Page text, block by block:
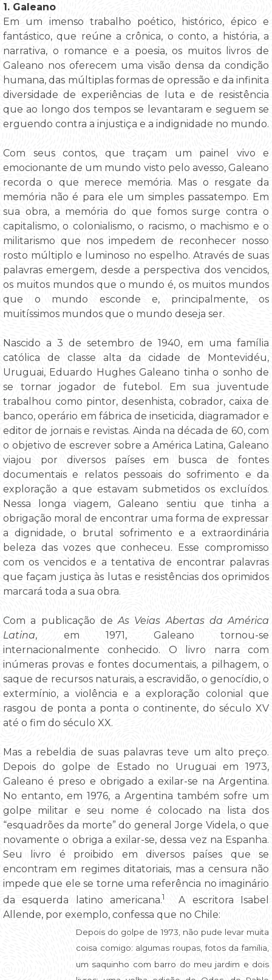
1. Galeano
Em um imenso trabalho poético, histórico, épico e
fantástico, que reúne a crônica, o conto, a história, a
narrativa, o romance e a poesia, os muitos livros de
Galeano nos oferecem uma visão densa da condição
humana, das múltiplas formas de opressão e da infinita
diversidade de experiências de luta e de resistência
que ao longo dos tempos se levantaram e seguem se
erguendo contra a injustiça e a indignidade no mundo.
Com seus contos, que traçam um painel vivo e
emocionante de um mundo visto pelo avesso, Galeano
recorda o que merece memória. Mas o resgate da
memória não é para ele um simples passatempo. Em
sua obra, a memória do que fomos surge contra o
capitalismo, o colonialismo, o racismo, o machismo e o
militarismo que nos impedem de reconhecer nosso
rosto múltiplo e luminoso no espelho. Através de suas
palavras emergem, desde a perspectiva dos vencidos,
os muitos mundos que o mundo é, os muitos mundos
que o mundo esconde e, principalmente, os
muitíssimos mundos que o mundo deseja ser.
Nascido a 3 de setembro de 1940, em uma família
católica de classe alta da cidade de Montevidéu,
Uruguai, Eduardo Hughes Galeano tinha o sonho de
se tornar jogador de futebol. Em sua juventude
trabalhou como pintor, desenhista, cobrador, caixa de
banco, operário em fábrica de inseticida, diagramador e
editor de jornais e revistas. Ainda na década de 60, com
o objetivo de escrever sobre a América Latina, Galeano
viajou por diversos países em busca de fontes
documentais e relatos pessoais do sofrimento e da
exploração a que estavam submetidos os excluídos.
Nessa longa viagem, Galeano sentiu que tinha a
obrigação moral de encontrar uma forma de expressar
a dignidade, o brutal sofrimento e a extraordinária
beleza das vozes que conheceu. Esse compromisso
com os vencidos e a tentativa de encontrar palavras
que façam justiça às lutas e resistências dos oprimidos
marcará toda a sua obra.
Com a publicação de As Veias Abertas da América
Latina, em 1971, Galeano tornou-se
internacionalmente conhecido. O livro narra com
inúmeras provas e fontes documentais, a pilhagem, o
saque de recursos naturais, a escravidão, o genocídio, o
extermínio, a violência e a exploração colonial que
rasgou de ponta a ponta o continente, do século XV
até o fim do século XX.
Mas a rebeldia de suas palavras teve um alto preço.
Depois do golpe de Estado no Uruguai em 1973,
Galeano é preso e obrigado a exilar-se na Argentina.
No entanto, em 1976, a Argentina também sofre um
golpe militar e seu nome é colocado na lista dos
“esquadrões da morte” do general Jorge Videla, o que
novamente o obriga a exilar-se, dessa vez na Espanha.
Seu livro é proibido em diversos países que se
encontram em regimes ditatoriais, mas a censura não
impede que ele se torne uma referência no imaginário
da esquerda latino americana.1
A escritora Isabel
Allende, por exemplo, confessa que no Chile:
Depois do golpe de 1973, não pude levar muita
coisa comigo: algumas roupas, fotos da família,
um saquinho com barro do meu jardim e dois